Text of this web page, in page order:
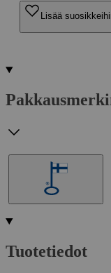
Lisää
Tuotetiedot